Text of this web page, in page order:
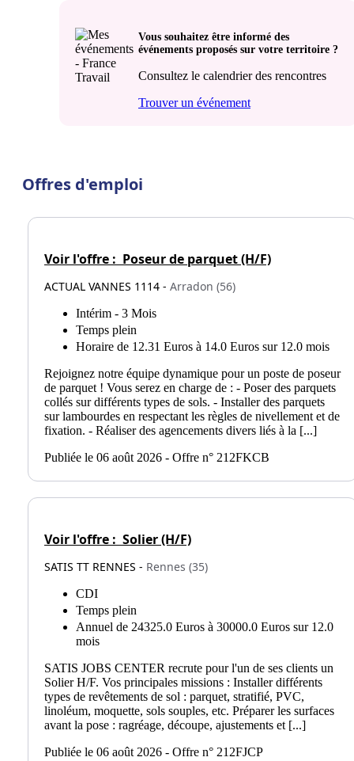
Vous souhaitez être informé des
événements proposés sur votre territoire ?
Consultez le calendrier des rencontres
Trouver un événement
Offres d'emploi
Voir l'offre : Poseur de parquet (H/F)
ACTUAL VANNES 1114 - Arradon (56)
Intérim - 3 Mois
Temps plein
Horaire de 12.31 Euros à 14.0 Euros sur 12.0 mois
Rejoignez notre équipe dynamique pour un poste de poseur
de parquet ! Vous serez en charge de : - Poser des parquets
collés sur différents types de sols. - Installer des parquets
sur lambourdes en respectant les règles de nivellement et de
fixation. - Réaliser des agencements divers liés à la [...]
Publiée le 06 août 2026 - Offre n° 212FKCB
Voir l'offre : Solier (H/F)
SATIS TT RENNES - Rennes (35)
CDI
Temps plein
Annuel de 24325.0 Euros à 30000.0 Euros sur 12.0
mois
SATIS JOBS CENTER recrute pour l'un de ses clients un
Solier H/F. Vos principales missions : Installer différents
types de revêtements de sol : parquet, stratifié, PVC,
linoléum, moquette, sols souples, etc. Préparer les surfaces
avant la pose : ragréage, découpe, ajustements et [...]
Publiée le 06 août 2026 - Offre n° 212FJCP